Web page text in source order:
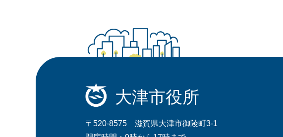
大津市役所
〒520-8575 滋賀県大津市御陵町3-1